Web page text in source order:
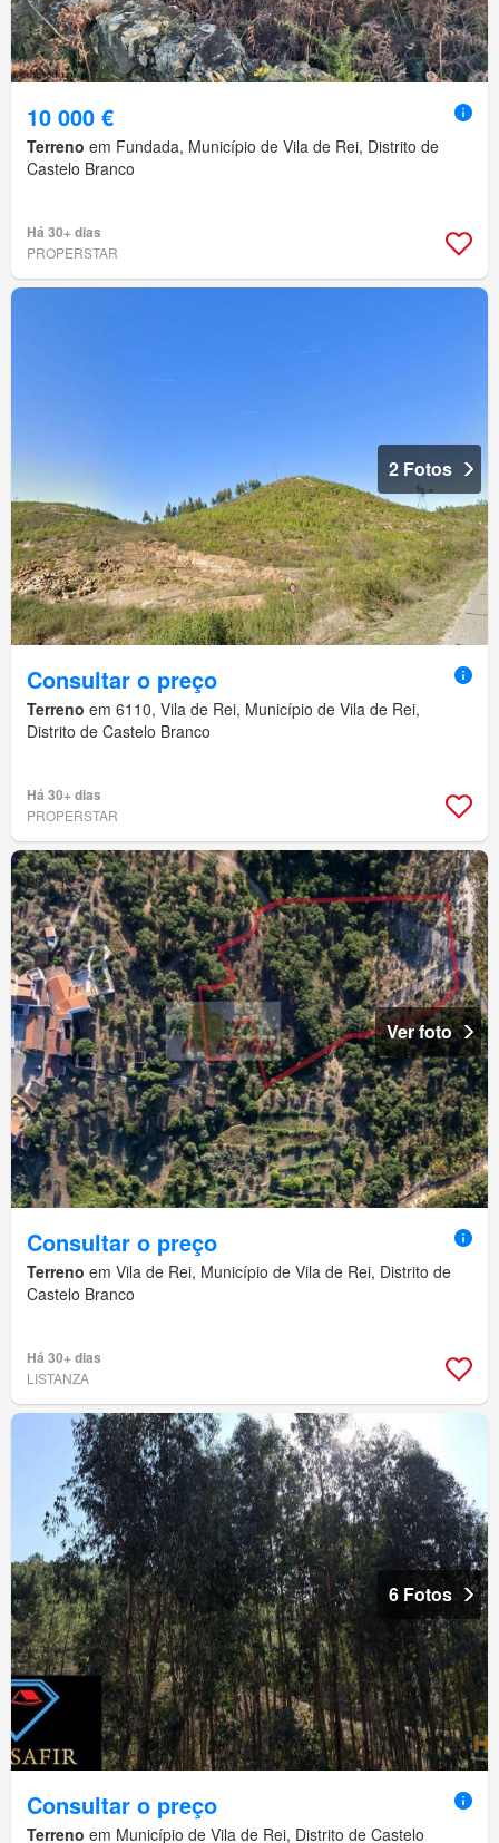
10 000 €
Terreno em Fundada, Município de Vila de Rei, Distrito de
Castelo Branco
Há 30+ dias
PROPERSTAR
2 Fotos
Consultar o preço
Terreno em 6110, Vila de Rei, Município de Vila de Rei,
Distrito de Castelo Branco
Há 30+ dias
PROPERSTAR
Ver foto
Consultar o preço
Terreno em Vila de Rei, Município de Vila de Rei, Distrito de
Castelo Branco
Há 30+ dias
LISTANZA
6 Fotos
Consultar o preço
Terreno em Município de Vila de Rei, Distrito de Castelo